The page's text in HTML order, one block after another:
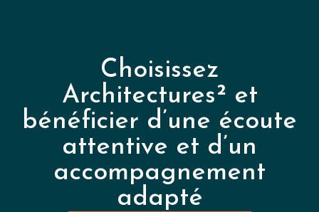
Choisissez
Architectures² et
bénéficier d’une écoute
attentive et d’un
accompagnement
adapté